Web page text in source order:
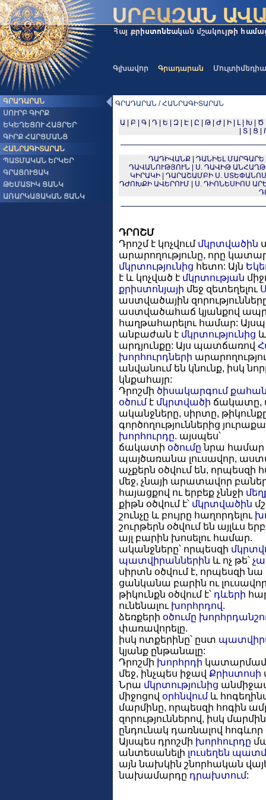
Գլխավոր Գրադարան Մուլտիմեդիա
ԳՐԱԴԱՐԱՆ
ՍՈՒՐԲ ԳԻՐՔ
ԵԿԵՂԵՑՈՒ ՀԱՅՐԵՐ
ԳԻՐՔ ՀԱՐՑՄԱՆՑ
ՀԱՆՐԱԳԻՏԱՐԱՆ
ՊԱՏՄԱԿԱՆ ԵՐԿԵՐ
ԳՐԱՑՈՒՑԱԿ
ԹԵՄԱՏԻԿ ՑԱՆԿ
ԱՌԱՐԿԱՅԱԿԱՆ ՑԱՆԿ
ԳՐԱԴԱՐԱՆ / ՀԱՆՐԱԳԻՏԱՐԱՆ
Ա Բ Գ| Դ| Ե Զ| Է| Ը Թ| Ժ| Ի| Լ| Խ| Ծ
Տ Ց
ԴԱԴԻՎԱՆՔ ԴԱՆԻԵԼ ՄԱՐԳԱՐԵ
ԴԱՎԱՆՈՒԹՅՈՒՆ
Ս. ԴԱՎԻԹ ԱՆՀԱՂԹ
ԿԻՐԱԿԻ
ԴԱՐԱՇԱՄԲԻ Ս.
ԴԺՈԽՔԻ ԱՎԵՐՈՒՄ
Ս. ԴԻՈՆԵՍԻՈՍ
ԴՐՈՇՄ
Դրոշմ է կոչվում մկրտվածին
արարողությունը, որը
մկրտությունից հետո: Այն
է և կոչված է մկրտության
քրիստոնյայի մեջ զետեղելու
աստվածային
աստվածահաճ կյանքով
հաղթահարելու համար:
անբաժան է մկրտությունից
արդյունքը: Այս պատճառով
խորհուրդների
անվանում են կնունք, իսկ
կնքահայր:
Դրոշմի ծիսակարգում
օծումէ մկրտվածի ճակատը,
ականջները, սիրտը,
գործողություններից
խորհուրդը. այսպես՝
ճակատի օծումը նրա համար
պայծառանա լուսավոր,
աչքերն օծվում են,
մեջ, չնայի արատավոր
հայացքով ու երբեք չննջի
քիթն օծվում է՝ մկրտվածին
շունչը և բույրը հաղորդելու
շուրթերն օծվում են այլևս
այլ բարին խոսելու համար.
ականջները՝ որպեսզի
պատվիրաններին և ոչ թե՝
սիրտն օծվում է, որպեսզի
ցանկանա բարին ու
թիկունքն օծվում է՝ դևերի
ունենալու խորհրդով.
ձեռքերի օծումը
փառավորելը.
իսկ ոտքերինը՝ ըստ
կյանք ընթանալը:
Դրոշմի խորհրդի
մեջ, ինչպես իջավ Քրիստոսի
Նրա մկրտությունից
միջոցով օրհնվումև
մարմինը, որպեսզի հոգին
զորություններով, իսկ
ընդունակ դառնալով հոգևոր
Այսպես դրոշմի խորհուրդը
անտեսանելի լուսեղեն
այն նախկին շնորհական
նախամարդը դրախտում: